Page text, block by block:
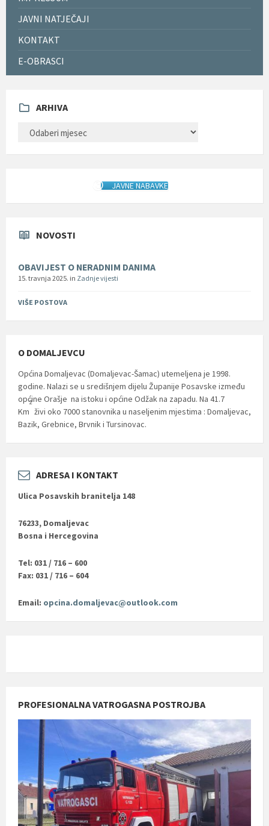
JAVNI NATJEČAJI
KONTAKT
E-OBRASCI
ARHIVA
JAVNE NABAVKE
NOVOSTI
OBAVIJEST O NERADNIM DANIMA
15. travnja 2025. in Zadnje vijesti
VIŠE POSTOVA
O DOMALJEVCU
Općina Domaljevac (Domaljevac-Šamac) utemeljena je 1998.
godine. Nalazi se u središnjem dijelu Županije Posavske između
općine Orašje na istoku i općine Odžak na zapadu. Na 41.7
Km
2
živi oko 7000 stanovnika u naseljenim mjestima : Domaljevac,
Bazik, Grebnice, Brvnik i Tursinovac.
ADRESA I KONTAKT
Ulica Posavskih branitelja 148
76233, Domaljevac
Bosna i Hercegovina
Tel: 031 / 716 – 600
Fax: 031 / 716 – 604
Email: opcina.domaljevac@outlook.com
PROFESIONALNA VATROGASNA POSTROJBA